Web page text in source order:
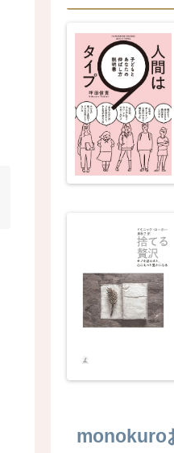
monokuro